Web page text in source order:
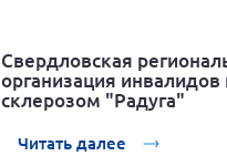
Свердловская
организация
склерозом "Радуга"
Читать далее